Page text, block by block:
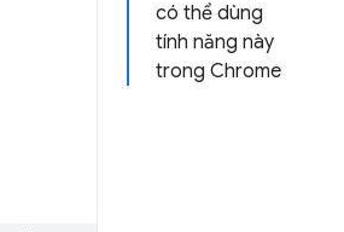
có thể dùng
tính năng này
trong Chrome